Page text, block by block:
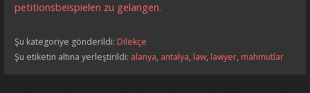
petitionsbeispielen zu gelangen.
Şu kategoriye gönderildi: Dilekçe
Şu etiketin altına yerleştirildi: alanya, antalya, law, lawyer, mahmutlar